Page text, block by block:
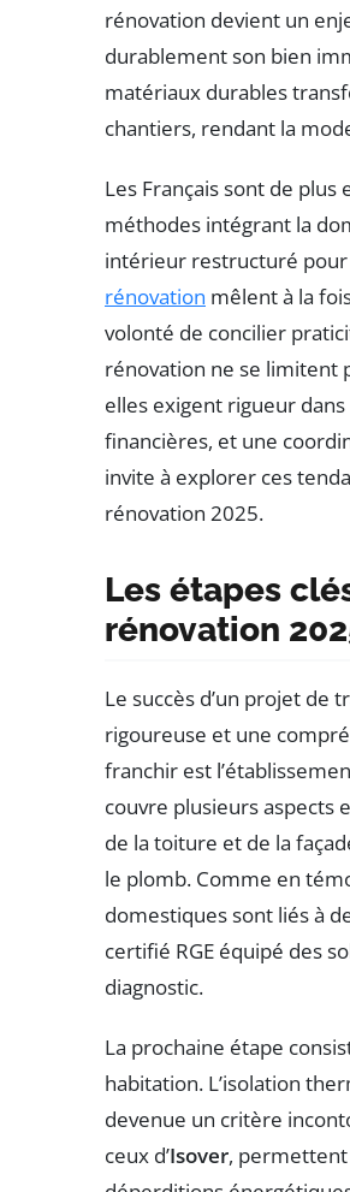
rénovation devient un
durablement son bien
matériaux durables
chantiers, rendant la
Les Français sont de
méthodes intégrant la
intérieur restructuré pour
rénovation mêlent à la
volonté de concilier
rénovation ne se limitent
elles exigent rigueur
financières, et une
invite à explorer ces
rénovation 2025.
Les étapes
rénovation
Le succès d’un projet
rigoureuse et une
franchir est
couvre plusieurs aspects
de la toiture et de la
le plomb. Comme en
domestiques sont liés à
certifié RGE équipé des
diagnostic.
La prochaine étape
habitation. L’isolation
devenue un critère
ceux d’Isover,